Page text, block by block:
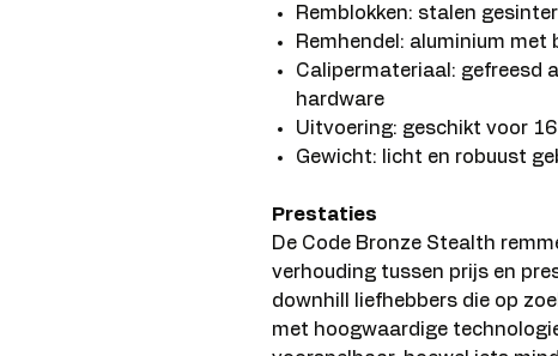
Remblokken: stalen
Remhendel: aluminium met
Calipermateriaal: gefreesd
hardware
Uitvoering: geschikt voor
Gewicht: licht en robuust
Prestaties
De Code Bronze Stealth
verhouding tussen prijs en
downhill liefhebbers die op
met hoogwaardige